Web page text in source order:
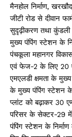
मैनहोल निर्माण,
जीटी रोड से दीवान
सुदृढ़ीकरण तथा कुंडली
मुख्य पंपिंग स्टेशन के
पंचकूला महानगर
एवं फेज-2 के लिए 20
एमएलडी क्षमता के
के मुख्य पंपिंग स्टेशन
प्लांट को बढ़ाकर 30
परिसर के सेक्टर-29 में
पंपिंग स्टेशन के